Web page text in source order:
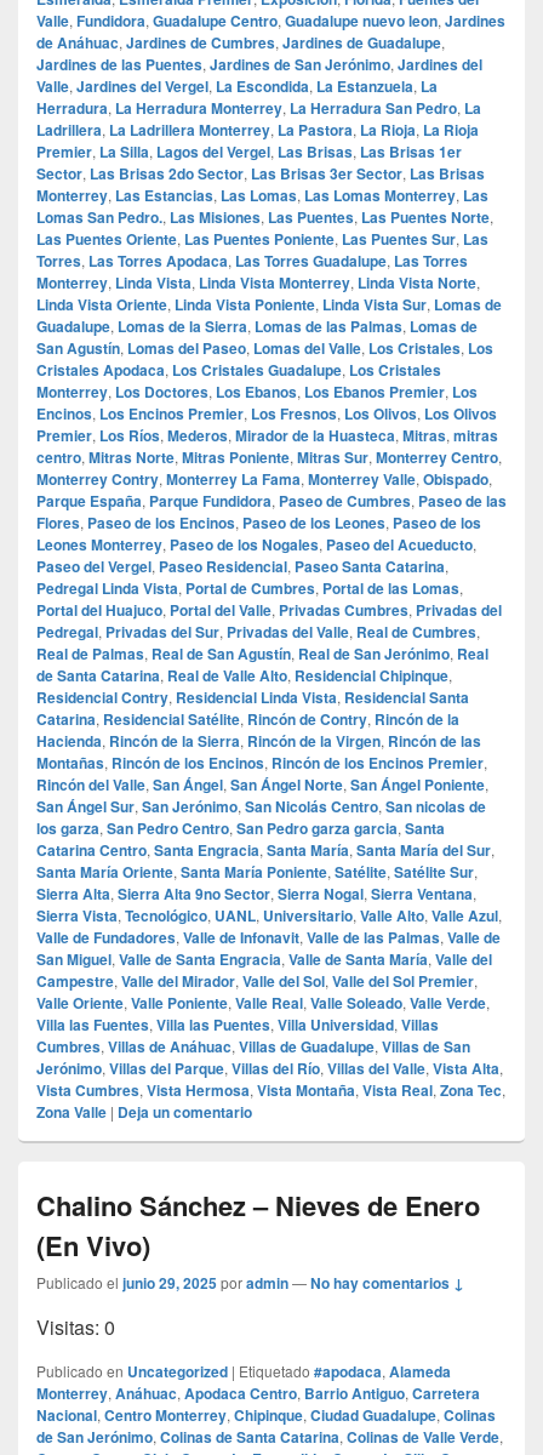
Valle, Fundidora, Guadalupe Centro, Guadalupe nuevo leon, Jardines
de Anáhuac, Jardines de Cumbres, Jardines de Guadalupe,
Jardines de las Puentes, Jardines de San Jerónimo, Jardines del
Valle, Jardines del Vergel, La Escondida, La Estanzuela, La
Herradura, La Herradura Monterrey, La Herradura San Pedro, La
Ladrillera, La Ladrillera Monterrey, La Pastora, La Rioja, La Rioja
Premier, La Silla, Lagos del Vergel, Las Brisas, Las Brisas 1er
Sector, Las Brisas 2do Sector, Las Brisas 3er Sector, Las Brisas
Monterrey, Las Estancias, Las Lomas, Las Lomas Monterrey, Las
Lomas San Pedro., Las Misiones, Las Puentes, Las Puentes Norte,
Las Puentes Oriente, Las Puentes Poniente, Las Puentes Sur, Las
Torres, Las Torres Apodaca, Las Torres Guadalupe, Las Torres
Monterrey, Linda Vista, Linda Vista Monterrey, Linda Vista Norte,
Linda Vista Oriente, Linda Vista Poniente, Linda Vista Sur, Lomas de
Guadalupe, Lomas de la Sierra, Lomas de las Palmas, Lomas de
San Agustín, Lomas del Paseo, Lomas del Valle, Los Cristales, Los
Cristales Apodaca, Los Cristales Guadalupe, Los Cristales
Monterrey, Los Doctores, Los Ebanos, Los Ebanos Premier, Los
Encinos, Los Encinos Premier, Los Fresnos, Los Olivos, Los Olivos
Premier, Los Ríos, Mederos, Mirador de la Huasteca, Mitras, mitras
centro, Mitras Norte, Mitras Poniente, Mitras Sur, Monterrey Centro,
Monterrey Contry, Monterrey La Fama, Monterrey Valle, Obispado,
Parque España, Parque Fundidora, Paseo de Cumbres, Paseo de las
Flores, Paseo de los Encinos, Paseo de los Leones, Paseo de los
Leones Monterrey, Paseo de los Nogales, Paseo del Acueducto,
Paseo del Vergel, Paseo Residencial, Paseo Santa Catarina,
Pedregal Linda Vista, Portal de Cumbres, Portal de las Lomas,
Portal del Huajuco, Portal del Valle, Privadas Cumbres, Privadas del
Pedregal, Privadas del Sur, Privadas del Valle, Real de Cumbres,
Real de Palmas, Real de San Agustín, Real de San Jerónimo, Real
de Santa Catarina, Real de Valle Alto, Residencial Chipinque,
Residencial Contry, Residencial Linda Vista, Residencial Santa
Catarina, Residencial Satélite, Rincón de Contry, Rincón de la
Hacienda, Rincón de la Sierra, Rincón de la Virgen, Rincón de las
Montañas, Rincón de los Encinos, Rincón de los Encinos Premier,
Rincón del Valle, San Ángel, San Ángel Norte, San Ángel Poniente,
San Ángel Sur, San Jerónimo, San Nicolás Centro, San nicolas de
los garza, San Pedro Centro, San Pedro garza garcia, Santa
Catarina Centro, Santa Engracia, Santa María, Santa María del Sur,
Santa María Oriente, Santa María Poniente, Satélite, Satélite Sur,
Sierra Alta, Sierra Alta 9no Sector, Sierra Nogal, Sierra Ventana,
Sierra Vista, Tecnológico, UANL, Universitario, Valle Alto, Valle Azul,
Valle de Fundadores, Valle de Infonavit, Valle de las Palmas, Valle de
San Miguel, Valle de Santa Engracia, Valle de Santa María, Valle del
Campestre, Valle del Mirador, Valle del Sol, Valle del Sol Premier,
Valle Oriente, Valle Poniente, Valle Real, Valle Soleado, Valle Verde,
Villa las Fuentes, Villa las Puentes, Villa Universidad, Villas
Cumbres, Villas de Anáhuac, Villas de Guadalupe, Villas de San
Jerónimo, Villas del Parque, Villas del Río, Villas del Valle, Vista Alta,
Vista Cumbres, Vista Hermosa, Vista Montaña, Vista Real, Zona Tec,
Zona Valle | Deja un comentario
Chalino Sánchez – Nieves de Enero
(En Vivo)
Publicado el junio 29, 2025poradmin—No hay comentarios ↓
Visitas: 0
Publicado en Uncategorized | Etiquetado #apodaca, Alameda
Monterrey, Anáhuac, Apodaca Centro, Barrio Antiguo, Carretera
Nacional, Centro Monterrey, Chipinque, Ciudad Guadalupe, Colinas
de San Jerónimo, Colinas de Santa Catarina, Colinas de Valle Verde,